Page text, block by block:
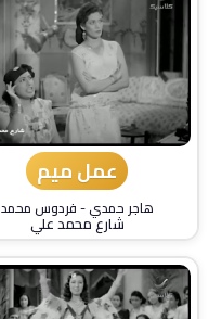
عمل ميم
هاجر حمدي-فردوس محمد
شارع محمد علي